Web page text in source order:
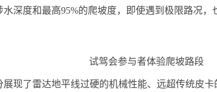
水深度和最高95%的爬坡度，即使遇到极限路况
试驾会参与者体验爬坡路段
现了雷达地平线过硬的机械性能、远超传统皮